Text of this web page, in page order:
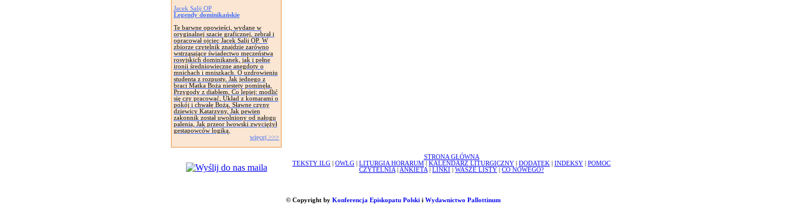
Jacek Salij OP
Legendy dominikańskie
Te barwne opowieści, wydane w
oryginalnej szacie graficznej, zebrał i
opracował ojciec Jacek Salij OP. W
zbiorze czytelnik znajdzie zarówno
wstrząsające świadectwo męczeństwa
rosyjskich dominikanek, jak i pełne
ironii średniowieczne anegdoty o
mnichach i mniszkach. O uzdrowieniu
studenta z rozpusty, Jak jednego z
braci Matka Boża niestety pominęła,
Przygody z diabłem, Co lepiej: modlić
się czy pracować, Układ z komarami o
pokój i chwałę Bożą, Sławne czyny
dziewicy Katarzyny, Jak pewien
zakonnik został uwolniony od nałogu
palenia, Jak przeor lwowski zwyciężył
gestapowców logiką.
więcej >>>
STRONA GŁÓWNA
TEKSTY ILG
OWLG LITURGIA HORARUM KALENDARZ LITURGICZNY DODATEK INDEKSY
POMOC
CZYTELNIA
ANKIETA LINKI WASZE LISTY CO NOWEGO?
© Copyright by Konferencja Episkopatu Polskii Wydawnictwo Pallottinum